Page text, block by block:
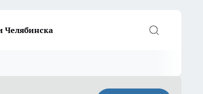
Челябинска